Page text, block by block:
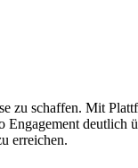
zu schaffen. Mit
deutlich
erreichen.